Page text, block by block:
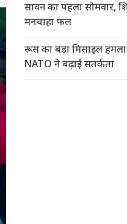
सावन का पहला सोमवार,
मनचाहा फल
रूस का बड़ा मिसाइल
NATO ने बढ़ाई सतर्कता